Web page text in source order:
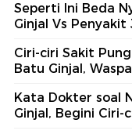
Seperti Ini Beda
Ginjal Vs Penyakit
Ciri-ciri Sakit
Batu Ginjal,
Kata Dokter soal
Ginjal, Begini Ciri-